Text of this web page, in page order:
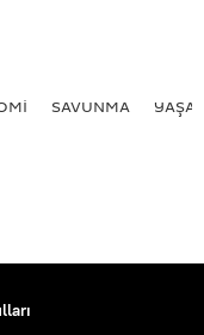
SAVUNMA